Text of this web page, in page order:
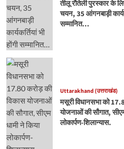
तीलू रौतेली पुरस्कार के
चयन, 35 आंगनबाड़ी
सम्मानित…
Uttarakhand (उत्तराखंड)
मसूरी विधानसभा को
योजनाओं की सौगात,
लोकार्पण-शिलान्यास.